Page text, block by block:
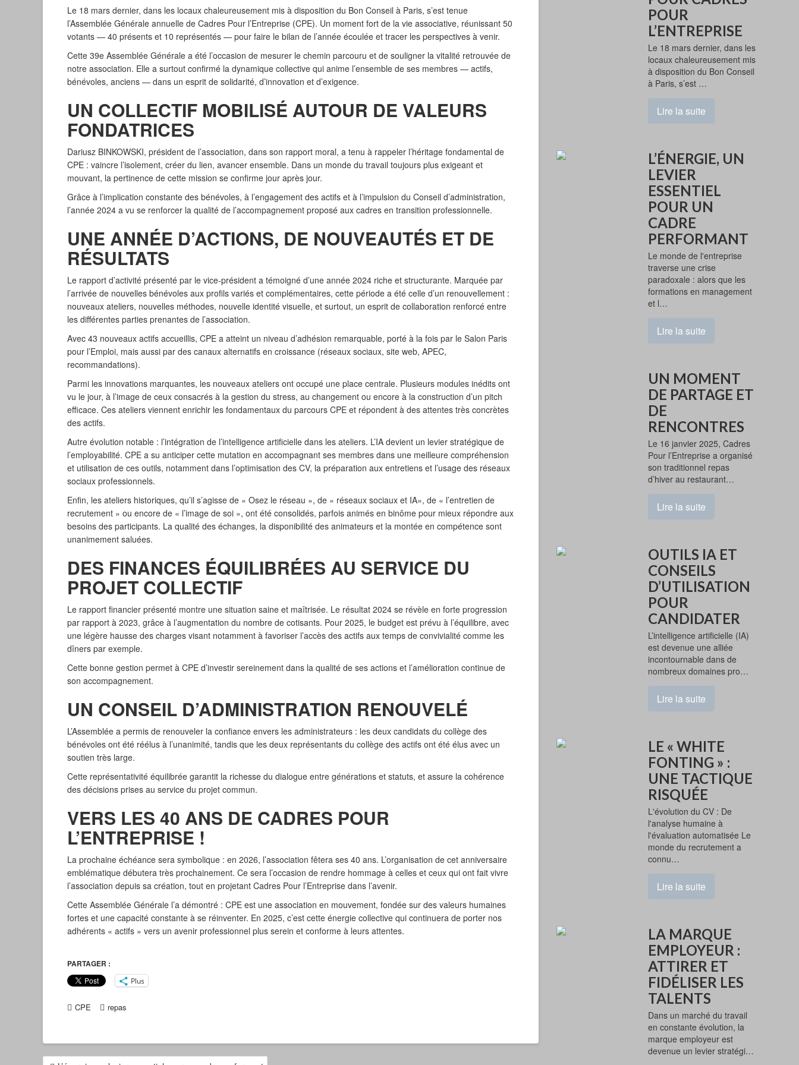
Le 18 mars dernier, dans les locaux chaleureusement mis à disposition du Bon Conseil à Paris, s’est tenue
l’Assemblée Générale annuelle de Cadres Pour l’Entreprise (CPE). Un moment fort de la vie associative, réunissant 50
votants — 40 présents et 10 représentés — pour faire le bilan de l’année écoulée et tracer les perspectives à venir.
Cette 39e Assemblée Générale a été l’occasion de mesurer le chemin parcouru et de souligner la vitalité retrouvée de
notre association. Elle a surtout confirmé la dynamique collective qui anime l’ensemble de ses membres — actifs,
bénévoles, anciens — dans un esprit de solidarité, d’innovation et d’exigence.
UN COLLECTIF MOBILISÉ AUTOUR DE VALEURS
FONDATRICES
Dariusz BINKOWSKI, président de l’association, dans son rapport moral, a tenu à rappeler l’héritage fondamental de
CPE : vaincre l’isolement, créer du lien, avancer ensemble. Dans un monde du travail toujours plus exigeant et
mouvant, la pertinence de cette mission se confirme jour après jour.
Grâce à l’implication constante des bénévoles, à l’engagement des actifs et à l’impulsion du Conseil d’administration,
l’année 2024 a vu se renforcer la qualité de l’accompagnement proposé aux cadres en transition professionnelle.
UNE ANNÉE D’ACTIONS, DE NOUVEAUTÉS ET DE
RÉSULTATS
Le rapport d’activité présenté par le vice-président a témoigné d’une année 2024 riche et structurante. Marquée par
l’arrivée de nouvelles bénévoles aux profils variés et complémentaires, cette période a été celle d’un renouvellement :
nouveaux ateliers, nouvelles méthodes, nouvelle identité visuelle, et surtout, un esprit de collaboration renforcé entre
les différentes parties prenantes de l’association.
Avec 43 nouveaux actifs accueillis, CPE a atteint un niveau d’adhésion remarquable, porté à la fois par le Salon Paris
pour l’Emploi, mais aussi par des canaux alternatifs en croissance (réseaux sociaux, site web, APEC,
recommandations).
Parmi les innovations marquantes, les nouveaux ateliers ont occupé une place centrale. Plusieurs modules inédits ont
vu le jour, à l’image de ceux consacrés à la gestion du stress, au changement ou encore à la construction d’un pitch
efficace. Ces ateliers viennent enrichir les fondamentaux du parcours CPE et répondent à des attentes très concrètes
des actifs.
Autre évolution notable : l’intégration de l’intelligence artificielle dans les ateliers. L’IA devient un levier stratégique de
l’employabilité. CPE a su anticiper cette mutation en accompagnant ses membres dans une meilleure compréhension
et utilisation de ces outils, notamment dans l’optimisation des CV, la préparation aux entretiens et l’usage des réseaux
sociaux professionnels.
Enfin, les ateliers historiques, qu’il s’agisse de « Osez le réseau », de « réseaux sociaux et IA», de « l’entretien de
recrutement » ou encore de « l’image de soi », ont été consolidés, parfois animés en binôme pour mieux répondre aux
besoins des participants. La qualité des échanges, la disponibilité des animateurs et la montée en compétence sont
unanimement saluées.
DES FINANCES ÉQUILIBRÉES AU SERVICE DU
PROJET COLLECTIF
Le rapport financier présenté montre une situation saine et maîtrisée. Le résultat 2024 se révèle en forte progression
par rapport à 2023, grâce à l’augmentation du nombre de cotisants. Pour 2025, le budget est prévu à l’équilibre, avec
une légère hausse des charges visant notamment à favoriser l’accès des actifs aux temps de convivialité comme les
dîners par exemple.
Cette bonne gestion permet à CPE d’investir sereinement dans la qualité de ses actions et l’amélioration continue de
son accompagnement.
UN CONSEIL D’ADMINISTRATION RENOUVELÉ
L’Assemblée a permis de renouveler la confiance envers les administrateurs : les deux candidats du collège des
bénévoles ont été réélus à l’unanimité, tandis que les deux représentants du collège des actifs ont été élus avec un
soutien très large.
Cette représentativité équilibrée garantit la richesse du dialogue entre générations et statuts, et assure la cohérence
des décisions prises au service du projet commun.
VERS LES 40 ANS DE CADRES POUR
L’ENTREPRISE !
La prochaine échéance sera symbolique : en 2026, l’association fêtera ses 40 ans. L’organisation de cet anniversaire
emblématique débutera très prochainement. Ce sera l’occasion de rendre hommage à celles et ceux qui ont fait vivre
l’association depuis sa création, tout en projetant Cadres Pour l’Entreprise dans l’avenir.
Cette Assemblée Générale l’a démontré : CPE est une association en mouvement, fondée sur des valeurs humaines
fortes et une capacité constante à se réinventer. En 2025, c’est cette énergie collective qui continuera de porter nos
adhérents « actifs » vers un avenir professionnel plus serein et conforme à leurs attentes.
PARTAGER :
Plus
CPE repas
POUR
L’ENTREPRISE
Le 18 mars dernier, dans les
locaux chaleureusement mis
à disposition du Bon Conseil
à Paris, s’est …
Lire la suite
L’ÉNERGIE, UN
LEVIER
ESSENTIEL
POUR UN
CADRE
PERFORMANT
Le monde de l'entreprise
traverse une crise
paradoxale : alors que les
formations en management
et l…
Lire la suite
UN MOMENT
DE PARTAGE ET
DE
RENCONTRES
Le 16 janvier 2025, Cadres
Pour l’Entreprise a organisé
son traditionnel repas
d’hiver au restaurant…
Lire la suite
OUTILS IA ET
CONSEILS
D’UTILISATION
POUR
CANDIDATER
L’intelligence artificielle (IA)
est devenue une alliée
incontournable dans de
nombreux domaines pro…
Lire la suite
LE « WHITE
FONTING » :
UNE TACTIQUE
RISQUÉE
L'évolution du CV : De
l'analyse humaine à
l'évaluation automatisée Le
monde du recrutement a
connu…
Lire la suite
LA MARQUE
EMPLOYEUR :
ATTIRER ET
FIDÉLISER LES
TALENTS
Dans un marché du travail
en constante évolution, la
marque employeur est
devenue un levier stratégi…